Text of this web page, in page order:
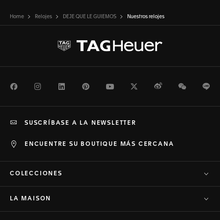
Home Relojes DEJE QUE LE GUIEMOS Nuestros relojes
FacebookInstagramLinkedInPinterestYoutubeTwitterWeiboWeChat
ENCUENTRE SU BOUTIQUE MÁS CERCANA
SUSCRÍBASE A LA NEWSLETTER
COLECCIONES
LA MAISON